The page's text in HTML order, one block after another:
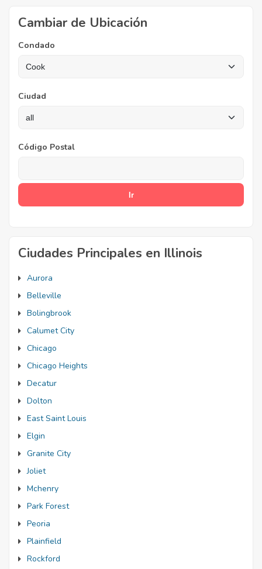
Cambiar de Ubicación
Condado
Ciudad
Código Postal
Ciudades Principales en Illinois
Aurora
Belleville
Bolingbrook
Calumet City
Chicago
Chicago Heights
Decatur
Dolton
East Saint Louis
Elgin
Granite City
Joliet
Mchenry
Park Forest
Peoria
Plainfield
Rockford